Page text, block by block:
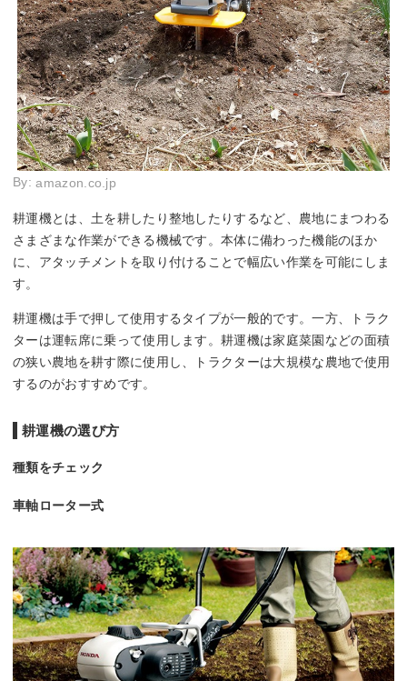
By:amazon.co.jp
耕運機とは、土を耕したり整地したりするなど、農地にまつわる
さまざまな作業ができる機械です。本体に備わった機能のほか
に、アタッチメントを取り付けることで幅広い作業を可能にしま
す。
耕運機は手で押して使用するタイプが一般的です。一方、トラク
ターは運転席に乗って使用します。耕運機は家庭菜園などの面積
の狭い農地を耕す際に使用し、トラクターは大規模な農地で使用
するのがおすすめです。
耕運機の選び方
種類をチェック
車軸ローター式